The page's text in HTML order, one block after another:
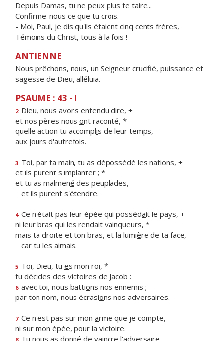
Depuis Damas, tu ne peux plus te taire...
Confirme-nous ce que tu crois.
- Moi, Paul, je dis qu'ils étaient cinq cents frères,
Témoins du Christ, tous à la fois !
ANTIENNE
Nous prêchons, nous, un Seigneur crucifié, puissance et
sagesse de Dieu, alléluia.
PSAUME : 43 - I
2 Dieu, nous avons entendu dire, +
et nos pères nous ont raconté, *
quelle action tu accomplis de leur temps,
aux jours d'autrefois.
3 Toi, par ta main, tu as dépossédé les nations, +
et ils purent s'implanter ; *
et tu as malmené des peuplades,
et ils purent s'étendre.
4 Ce n'était pas leur épée qui possédait le pays, +
ni leur bras qui les rendait vainqueurs, *
mais ta droite et ton bras, et la lumière de ta face,
car tu les aimais.
5 Toi, Dieu, tu es mon roi, *
tu décides des victoires de Jacob :
6 avec toi, nous battions nos ennemis ;
par ton nom, nous écrasions nos adversaires.
7 Ce n'est pas sur mon arme que je compte,
ni sur mon épée, pour la victoire.
8 Tu nous as donné de vaincre l'adversaire,